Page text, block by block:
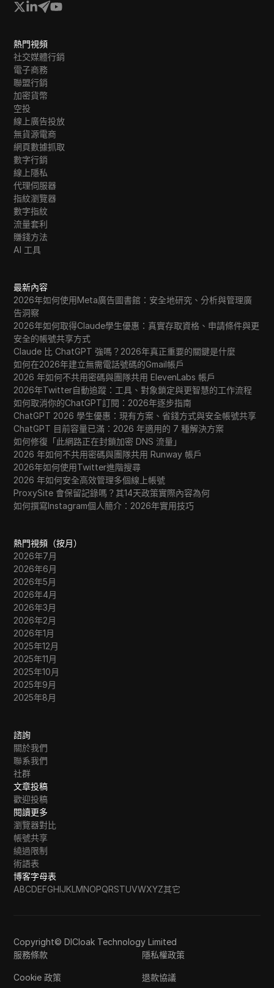
熱門視頻
社交媒體行銷
電子商務
聯盟行銷
加密貨幣
空投
線上廣告投放
無貨源電商
網頁數據抓取
數字行銷
線上隱私
代理伺服器
指紋瀏覽器
數字指紋
流量套利
賺錢方法
AI 工具
最新內容
2026年如何使用Meta廣告圖書館：安全地研究、分析與管理廣
告洞察
2026年如何取得Claude學生優惠：真實存取資格、申請條件與更
安全的帳號共享方式
Claude 比 ChatGPT 強嗎？2026年真正重要的關鍵是什麼
如何在2026年建立無需電話號碼的Gmail帳戶
2026 年如何不共用密碼與團隊共用 ElevenLabs 帳戶
2026年Twitter自動追蹤：工具、對象鎖定與更智慧的工作流程
如何取消你的ChatGPT訂閱：2026年逐步指南
ChatGPT 2026 學生優惠：現有方案、省錢方式與安全帳號共享
ChatGPT 目前容量已滿：2026 年適用的 7 種解決方案
如何修復「此網路正在封鎖加密 DNS 流量」
2026 年如何不共用密碼與團隊共用 Runway 帳戶
2026年如何使用Twitter進階搜尋
2026 年如何安全高效管理多個線上帳號
ProxySite 會保留記錄嗎？其14天政策實際內容為何
如何撰寫Instagram個人簡介：2026年實用技巧
熱門視頻（按月）
2026年7月
2026年6月
2026年5月
2026年4月
2026年3月
2026年2月
2026年1月
2025年12月
2025年11月
2025年10月
2025年9月
2025年8月
諮詢
關於我們
聯系我們
社群
文章投稿
歡迎投稿
閱讀更多
瀏覽器對比
帳號共享
繞過限制
術語表
博客字母表
ABCDEFGHIJKLMNOPQRSTUVWXYZ其它
Copyright© DICloak Technology Limited
服務條款
隱私權政策
Cookie 政策 退款協議